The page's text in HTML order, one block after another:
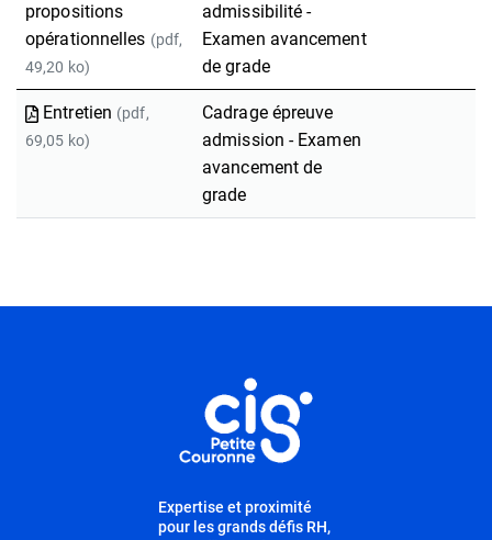
propositions
opérationnelles (pdf,
49,20 ko)
admissibilité -
Examen avancement
de grade
Entretien (pdf,
69,05 ko)
Cadrage épreuve
admission - Examen
avancement de
grade
Expertise et proximité
pour les grands défis RH,